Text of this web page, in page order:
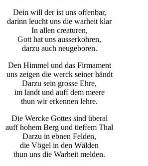
Dein will der ist uns offenbar,
darinn leucht uns die warheit klar
In allen creaturen,
Gott hat uns ausserkohren,
darzu auch neugeboren.
Den Himmel und das Firmament
uns zeigen die werck seiner händt
Darzu sein grosse Ehre,
im landt und auff dem meere
thun wir erkennen lehre.
Die Wercke Gottes sind überal
auff hohem Berg und tieffem Thal
Darzu in ebnen Felden,
die Vögel in den Wälden
thun uns die Warheit melden.